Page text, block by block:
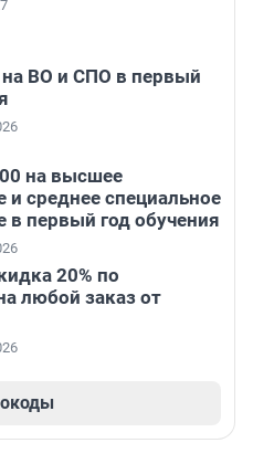
на ВО и СПО в первый
на высшее
и среднее специальное
в первый год обучения
20% по
любой заказ от